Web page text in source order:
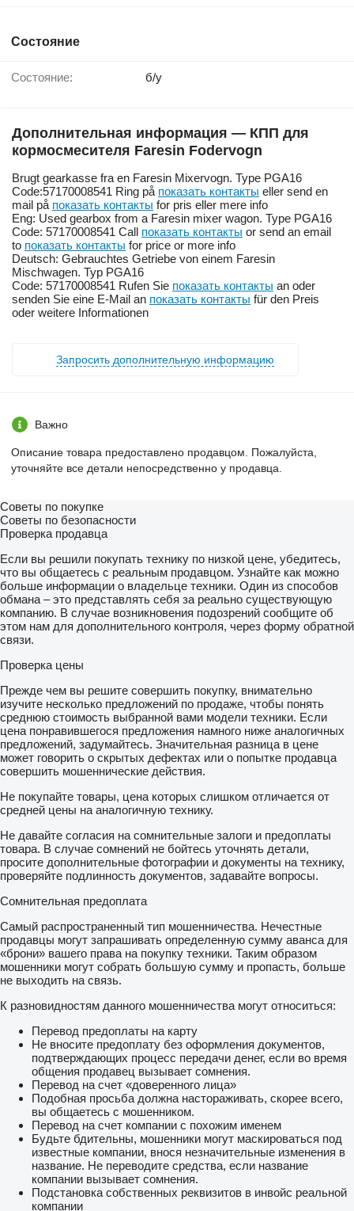
Состояние
Состояние: б/у
Дополнительная информация — КПП для
кормосмесителя Faresin Fodervogn
Brugt gearkasse fra en Faresin Mixervogn. Type PGA16
Code:57170008541 Ring på показать контакты eller send en
mail på показать контакты for pris eller mere info
Eng: Used gearbox from a Faresin mixer wagon. Type PGA16
Code: 57170008541 Call показать контакты or send an email
to показать контакты for price or more info
Deutsch: Gebrauchtes Getriebe von einem Faresin
Mischwagen. Typ PGA16
Code: 57170008541 Rufen Sie показать контакты an oder
senden Sie eine E-Mail an показать контакты für den Preis
oder weitere Informationen
Запросить дополнительную информацию
Важно
Описание товара предоставлено продавцом. Пожалуйста,
уточняйте все детали непосредственно у продавца.
Советы по покупке
Советы по безопасности
Проверка продавца
Если вы решили покупать технику по низкой цене, убедитесь,
что вы общаетесь с реальным продавцом. Узнайте как можно
больше информации о владельце техники. Один из способов
обмана – это представлять себя за реально существующую
компанию. В случае возникновения подозрений сообщите об
этом нам для дополнительного контроля, через форму обратной
связи.
Проверка цены
Прежде чем вы решите совершить покупку, внимательно
изучите несколько предложений по продаже, чтобы понять
среднюю стоимость выбранной вами модели техники. Если
цена понравившегося предложения намного ниже аналогичных
предложений, задумайтесь. Значительная разница в цене
может говорить о скрытых дефектах или о попытке продавца
совершить мошеннические действия.
Не покупайте товары, цена которых слишком отличается от
средней цены на аналогичную технику.
Не давайте согласия на сомнительные залоги и предоплаты
товара. В случае сомнений не бойтесь уточнять детали,
просите дополнительные фотографии и документы на технику,
проверяйте подлинность документов, задавайте вопросы.
Сомнительная предоплата
Самый распространенный тип мошенничества. Нечестные
продавцы могут запрашивать определенную сумму аванса для
«брони» вашего права на покупку техники. Таким образом
мошенники могут собрать большую сумму и пропасть, больше
не выходить на связь.
К разновидностям данного мошенничества могут относиться:
Перевод предоплаты на карту
Не вносите предоплату без оформления документов,
подтверждающих процесс передачи денег, если во время
общения продавец вызывает сомнения.
Перевод на счет «доверенного лица»
Подобная просьба должна настораживать, скорее всего,
вы общаетесь с мошенником.
Перевод на счет компании с похожим именем
Будьте бдительны, мошенники могут маскироваться под
известные компании, внося незначительные изменения в
название. Не переводите средства, если название
компании вызывает сомнения.
Подстановка собственных реквизитов в инвойс реальной
компании